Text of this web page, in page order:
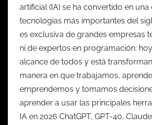
artificial (IA) se ha convertido en una
tecnologías más importantes del
es exclusiva de grandes empresas
ni de expertos en programación:
alcance de todos y está
manera en que trabajamos,
emprendemos y tomamos
aprender a usar las principales
IA en 2026 ChatGPT, GPT-4o,